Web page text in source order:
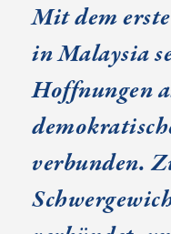
Mit dem
in Malaysia
Hoffnungen
verbunden.